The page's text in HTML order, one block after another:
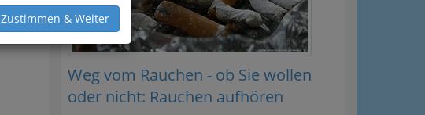
Zustimmen & Weiter
Weg vom Rauchen - ob Sie wollen
oder nicht: Rauchen aufhören